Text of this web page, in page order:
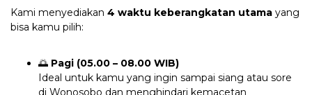
Kami menyediakan 4 waktu keberangkatan utama yang
bisa kamu pilih:
🌅 Pagi (05.00 – 08.00 WIB)
Ideal untuk kamu yang ingin sampai siang atau sore
di Wonosobo dan menghindari kemacetan